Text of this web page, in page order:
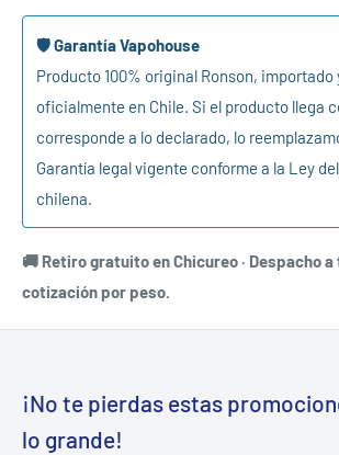
🛡️ Garantía Vapohouse
Producto 100% original Ronson,
oficialmente en Chile. Si el producto llega
corresponde a lo declarado, lo
Garantía legal vigente conforme a la Ley
chilena.
🚚 Retiro gratuito en Chicureo · Despacho
cotización por peso.
¡No te pierdas estas
lo grande!